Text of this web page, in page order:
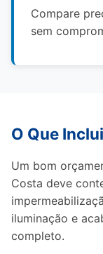
Compare
sem
O Que
Um bom
Costa deve
iluminação e
completo.